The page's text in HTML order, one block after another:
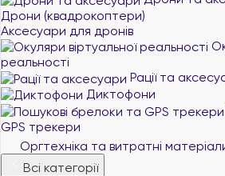
Дрони (квадрокоптери)
Аксесуари для дронів
реальності
Рації та
Диктофони
GPS трекери
Оргтехніка та витратні
Всі категорії